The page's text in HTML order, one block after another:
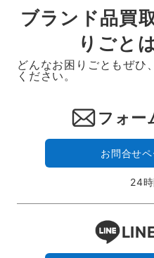
ブランド品買
りごと
どんなお困りごともぜひ
ください。
フォー
お問合せ
24